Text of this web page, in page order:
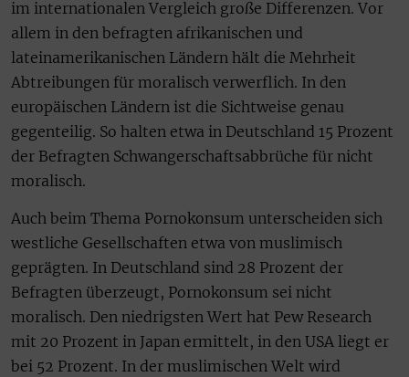
im internationalen Vergleich große Differenzen. Vor
allem in den befragten afrikanischen und
lateinamerikanischen Ländern hält die Mehrheit
Abtreibungen für moralisch verwerflich. In den
europäischen Ländern ist die Sichtweise genau
gegenteilig. So halten etwa in Deutschland 15 Prozent
der Befragten Schwangerschaftsabbrüche für nicht
moralisch.
Auch beim Thema Pornokonsum unterscheiden sich
westliche Gesellschaften etwa von muslimisch
geprägten. In Deutschland sind 28 Prozent der
Befragten überzeugt, Pornokonsum sei nicht
moralisch. Den niedrigsten Wert hat Pew Research
mit 20 Prozent in Japan ermittelt, in den USA liegt er
bei 52 Prozent. In der muslimischen Welt wird